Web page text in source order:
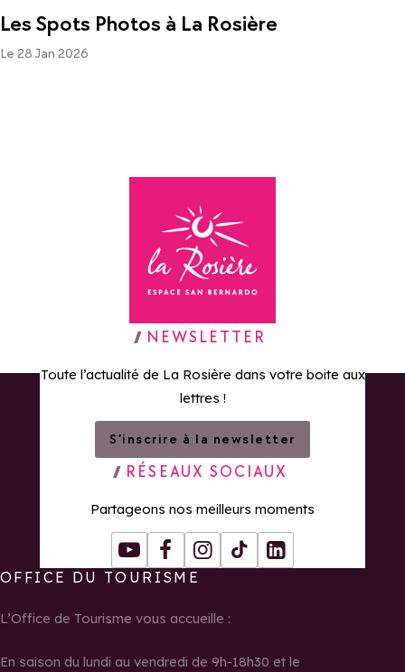
Les Spots Photos à La Rosière
Le 28 Jan 2026
Retour à la page d'accueil
NEWSLETTER
Toute l’actualité de La Rosière dans votre boite aux
lettres !
S’inscrire à la newsletter
RÉSEAUX SOCIAUX
Partageons nos meilleurs moments
YoutubeFacebookInstagram
Tiktok LinkedIn
OFFICE DU TOURISME
L’Office de Tourisme vous accueille :
En saison du lundi au vendredi de 9h-18h30 et le